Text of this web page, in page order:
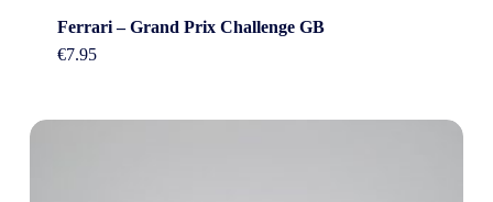
Ferrari – Grand Prix Challenge GB
€7.95